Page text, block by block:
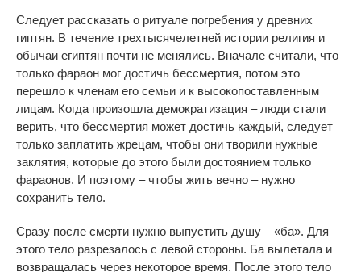
Следует рассказать о ритуале погребения у древних
гиптян. В течение трехтысячелетней истории религия и
обычаи египтян почти не менялись. Вначале считали, что
только фараон мог достичь бессмертия, потом это
перешло к членам его семьи и к высокопоставленным
лицам. Когда произошла демократизация – люди стали
верить, что бессмертия может достичь каждый, следует
только заплатить жрецам, чтобы они творили нужные
заклятия, которые до этого были достоянием только
фараонов. И поэтому – чтобы жить вечно – нужно
сохранить тело.
Сразу после смерти нужно выпустить душу – «ба». Для
этого тело разрезалось с левой стороны. Ба вылетала и
возвращалась через некоторое время. После этого тело